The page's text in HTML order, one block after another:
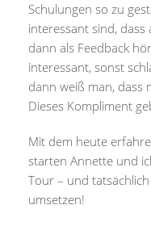
Schulungen so zu
interessant sind, dass
dann als Feedback
interessant, sonst
dann weiß man, dass
Dieses Kompliment
Mit dem heute
starten Annette und
Tour – und
umsetzen!